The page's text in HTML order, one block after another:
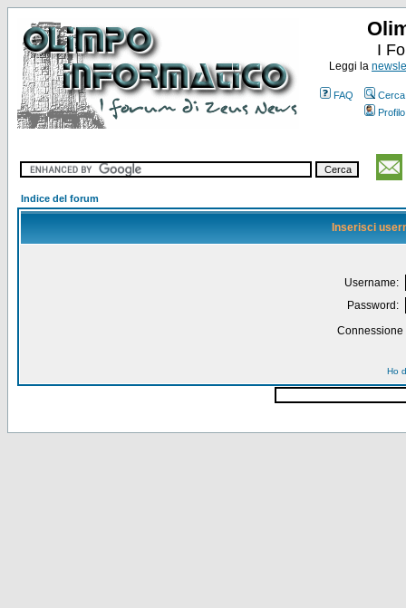
I
Leggi la
FAQ
Cerca
Profilo
Indice del forum
Inserisci
Username:
Password:
Ho